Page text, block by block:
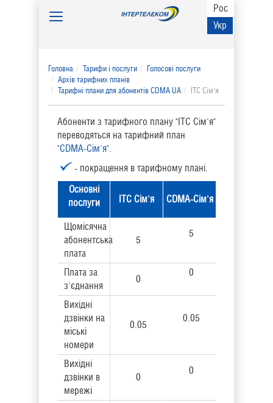
Рос
Укр
Toggle
Головна Тарифи і послуги
Голосові послуги
Архів тарифних планів
Тарифні плани для абонентів CDMA UA
ITC Сім'я
Абоненти з тарифного плану "ITC Сім'я"
переводяться на тарифний план
"CDMA-Сім'я".
- покращення в тарифному плані.
Основні
послуги
ITC Сім'я CDMA-Сім'я
Щомісячна
абонентська
плата
5
5
Плата за
з'єднання
0
0
Вихідні
дзвінки на
міські
номери
0.05
0.05
Вихідні
дзвінки в
мережі
0
0